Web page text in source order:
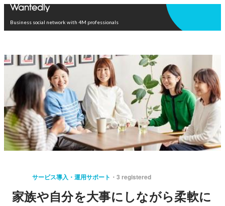
Business social network with 4M professionals
サービス導入・運用サポート 3 registered
家族や自分を大事にしながら柔軟に